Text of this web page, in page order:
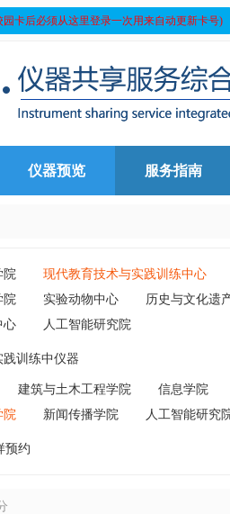
园卡后必须从这里登录一次用来自动更新卡号)
仪器预览 服务指南
院 现代教育技术与实践训练中心
院 实验动物中心 历史与文化遗
心 人工智能研究院
训练中仪器
建筑与土木工程学院 信息学院
院 新闻传播学院 人工智能研究
预约